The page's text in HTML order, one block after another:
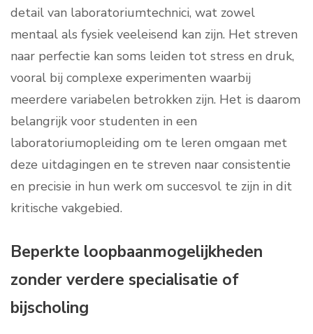
detail van laboratoriumtechnici, wat zowel
mentaal als fysiek veeleisend kan zijn. Het streven
naar perfectie kan soms leiden tot stress en druk,
vooral bij complexe experimenten waarbij
meerdere variabelen betrokken zijn. Het is daarom
belangrijk voor studenten in een
laboratoriumopleiding om te leren omgaan met
deze uitdagingen en te streven naar consistentie
en precisie in hun werk om succesvol te zijn in dit
kritische vakgebied.
Beperkte loopbaanmogelijkheden
zonder verdere specialisatie of
bijscholing